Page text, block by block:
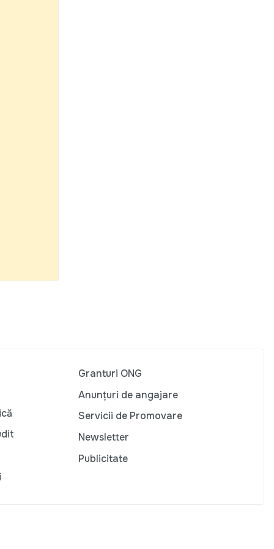
Granturi ONG
Anunțuri de angajare
Servicii de Promovare
Newsletter
Publicitate